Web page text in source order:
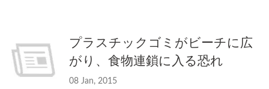
プラスチックゴミがビーチに広
がり、食物連鎖に入る恐れ
08 Jan, 2015